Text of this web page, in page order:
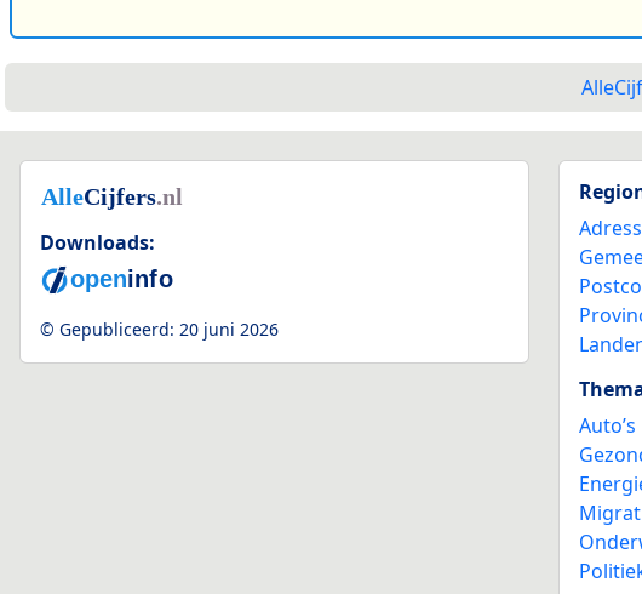
Downloads:
© Gepubliceerd: 20 juni 2026
Auto’s